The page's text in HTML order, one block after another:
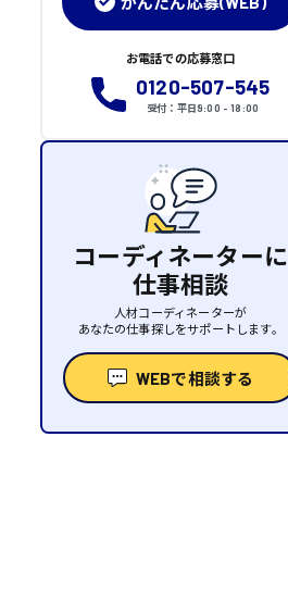
お電話での応募窓口
0120-507-545
受付：平日9:00 - 18:00
コーディネーターに
仕事相談
人材コーディネーターが
あなたの仕事探しをサポートします。
WEBで相談する